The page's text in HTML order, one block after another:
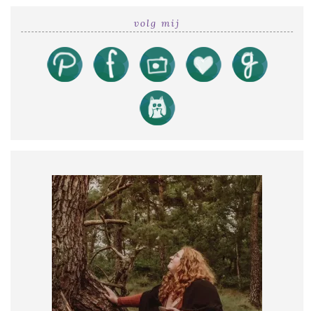
volg mij